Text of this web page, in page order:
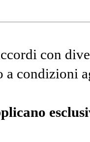
con
a condizioni